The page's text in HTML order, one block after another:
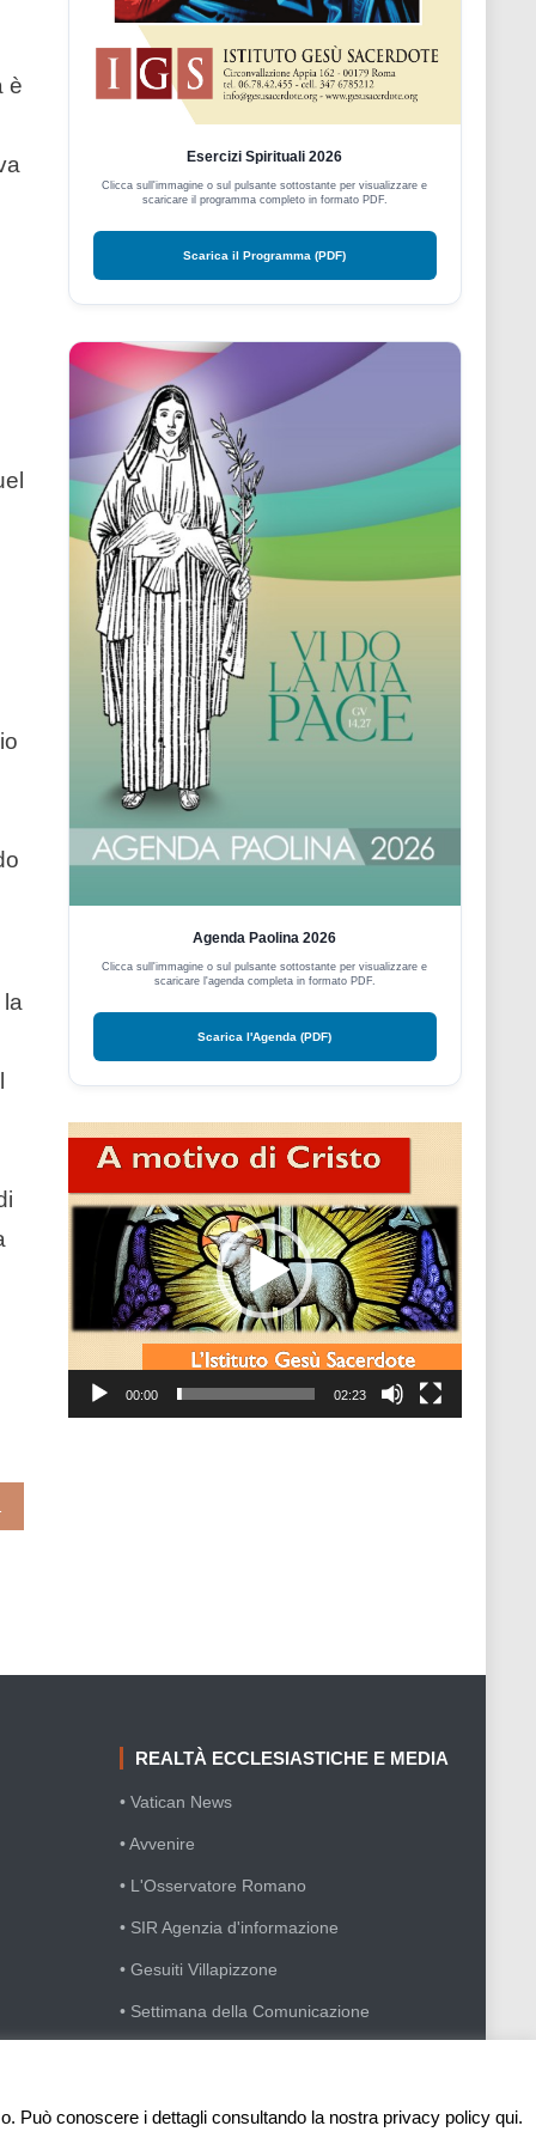
è
Esercizi Spirituali 2026
Clicca sull'immagine o sul pulsante sottostante per visualizzare e
scaricare il programma completo in formato PDF.
Scarica il Programma (PDF)
Agenda Paolina 2026
Clicca sull'immagine o sul pulsante sottostante per visualizzare e
scaricare l'agenda completa in formato PDF.
Scarica l'Agenda (PDF)
Video
Player
00:00 02:23
REALTÀ ECCLESIASTICHE E MEDIA
• Vatican News
• Avvenire
• L'Osservatore Romano
• SIR Agenzia d'informazione
• Gesuiti Villapizzone
• Settimana della Comunicazione
Può conoscere i dettagli consultando la nostra privacy policy qui.